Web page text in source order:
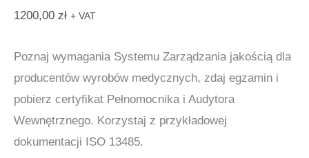
1200,00 zł + VAT
Poznaj wymagania Systemu Zarządzania jakością dla
producentów wyrobów medycznych, zdaj egzamin i
pobierz certyfikat Pełnomocnika i Audytora
Wewnętrznego. Korzystaj z przykładowej
dokumentacji ISO 13485.